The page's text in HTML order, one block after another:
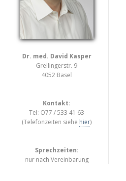
Dr. med. David Kasper
Grellingerstr. 9
4052 Basel
Kontakt:
Tel: O77 / 533 41 63
(Telefonzeiten siehe hier)
Sprechzeiten:
nur nach Vereinbarung